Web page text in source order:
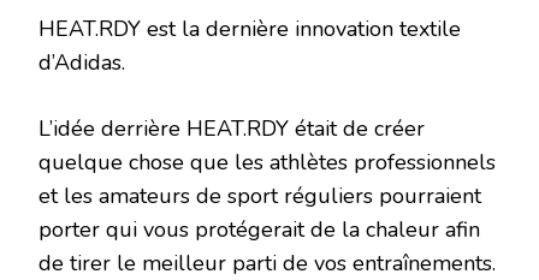
HEAT.RDY est la dernière innovation textile
d’Adidas.
L’idée derrière HEAT.RDY était de créer
quelque chose que les athlètes professionnels
et les amateurs de sport réguliers pourraient
porter qui vous protégerait de la chaleur afin
de tirer le meilleur parti de vos entraînements.